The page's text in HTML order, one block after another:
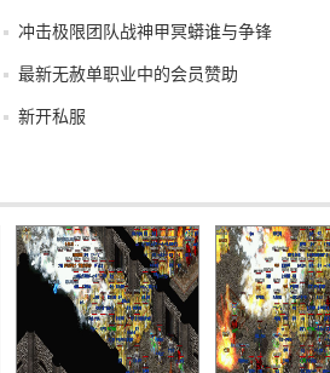
冲击极限团队战神甲冥蟒谁与争锋
最新无赦单职业中的会员赞助
新开私服